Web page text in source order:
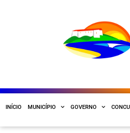
INÍCIO MUNICÍPIO GOVERNO